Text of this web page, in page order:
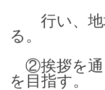
行い、地
る。
②挨拶を通
を目指す。